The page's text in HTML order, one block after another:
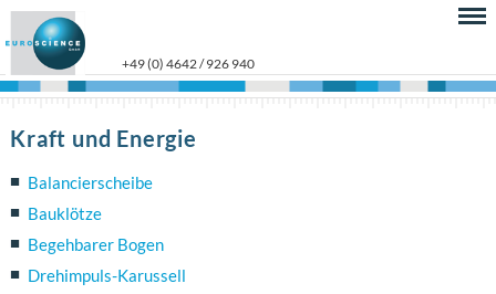
+49 (0) 4642 / 926 940
Kraft und Energie
Balancierscheibe
Bauklötze
Begehbarer Bogen
Drehimpuls-Karussell